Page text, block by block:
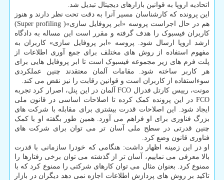
اتحادیه اروپا به قوانین بازارهای دیجیتال تبدیل شد.
این پرونده که کارشناسان مسیر آنرا به دقت تحت نظر دارند و هنوز
هم در حال اجراست پروسه «ابر پروفایل سازی»( Super profiling)
کاربران فیسبوک را هدف گرفته و مقرر است این مساله به دادگاه
ارشد اروپا ارسال شود. پروسه «ابر پروفایل سازی» کاربران به
مفهوم استفاده از روش های مختلف برای جمع آوری اطلاعات از
پلت فرم های زیر مجموعه فیسبوک است تا ابر پروفایل هایی برای
هر کاربر ساخته شود. مقامات آلمان معتقدند چنین عملکردی
سوءاستفاده از کاربران است و قوانین رقابت را نیز نقض می کند.
مونت، رییس کارتل فدرال FCO آلمان در این پنل، اصرار کرد تجربه
FCO در این پرونده کمک کرده تا اصلاحات اساسی در قانون ملی
ایجاد شود. این اصلاحات قدرت بیشتری برای مقابله با شرکت های
بزرگ فناوری برای او فراهم می آورد. همین طور بگفته او با کمک
چنین قدرتی در سطح ملی آسان تر می توان برای شرکت های
فناوری قانون وضع کرد.
او در این زمینه اظهار داشت: هنگامی که خودرا سازمانی با قدرت
بالا معرفی می نماییم، آسان تر از گذشته می توان برخی رفتارها را
ممنوع کرد. بعنوان مثال می توان کارهای شرکتی را ممنوع کرد که با
تاکید بر روش های پردازش اطلاعات اجازه نمی دهد دیگران در بازار